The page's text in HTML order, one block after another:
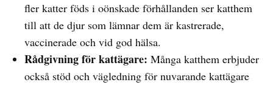
fler katter föds i oönskade förhållanden ser katthem
till att de djur som lämnar dem är kastrerade,
vaccinerade och vid god hälsa.
Rådgivning för kattägare: Många katthem erbjuder
också stöd och vägledning för nuvarande kattägare